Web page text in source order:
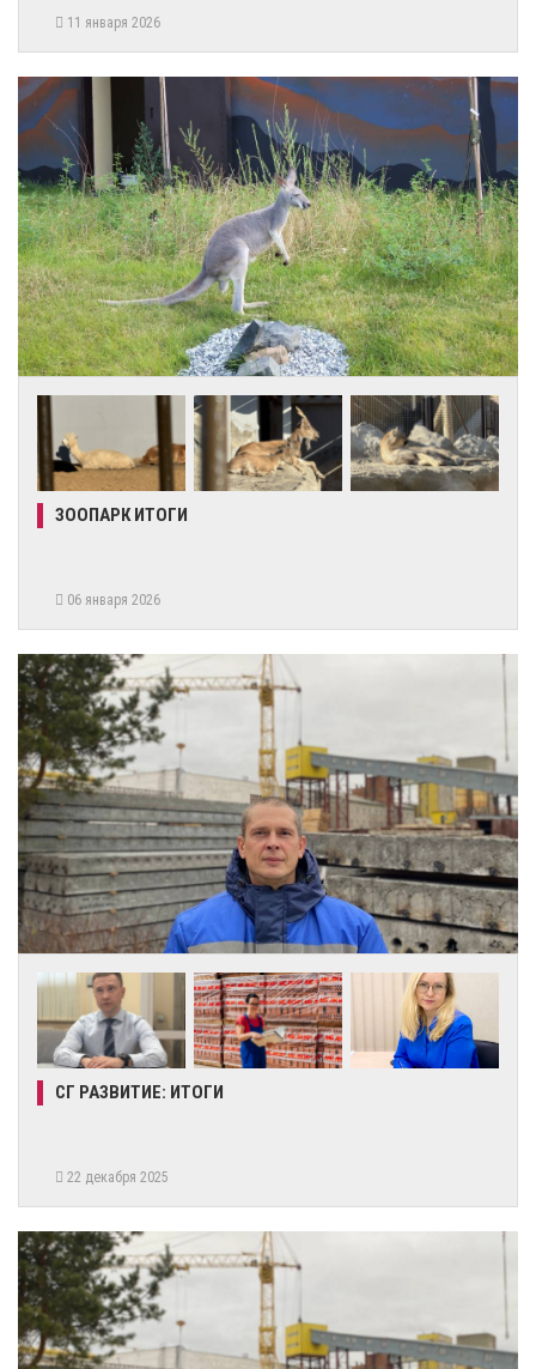
11 января 2026
ЗООПАРК ИТОГИ
06 января 2026
СГ РАЗВИТИЕ: ИТОГИ
22 декабря 2025